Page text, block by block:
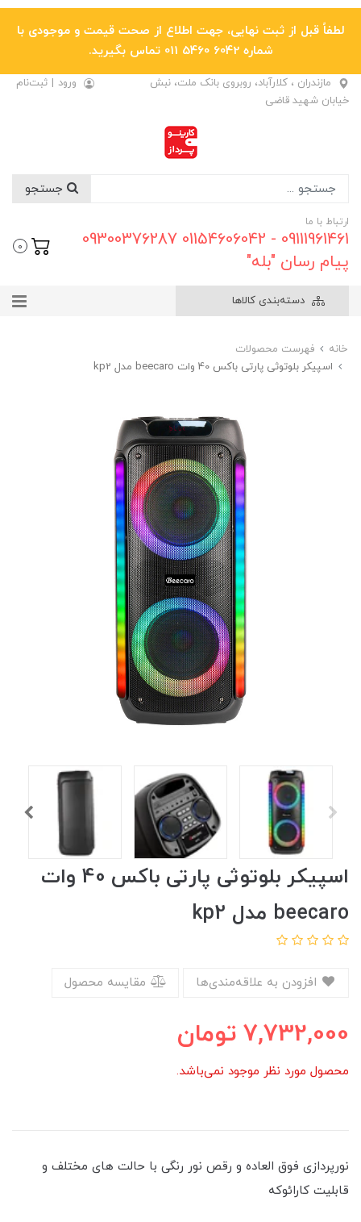
لطفاً قبل از ثبت نهایی، جهت اطلاع از صحت قیمت و موجودی با
شماره 6042 5460 011 تماس بگیرید.
مازندران ، کلارآباد، روبروی بانک ملت، نبش
خیابان شهید قاضی
ورود | ثبت‌نام
ارتباط با ما
09111961461 - 01154606042 09300376287
پیام رسان "بله"
0
دسته‌بندی کالاها
خانه
فهرست محصولات
اسپیکر بلوتوثی پارتی باکس 40 وات beecaro مدل kp2
اسپیکر بلوتوثی پارتی باکس 40 وات
beecaro مدل kp2
مقایسه محصول
7,732,000 تومان
محصول مورد نظر موجود نمی‌باشد.
نورپردازی فوق العاده و رقص نور رنگی با حالت های مختلف و
قابلیت کارائوکه